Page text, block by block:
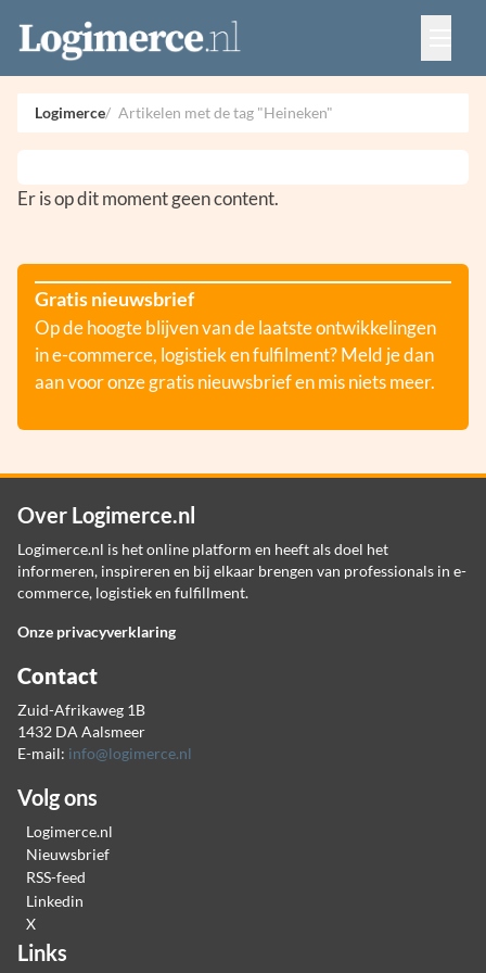
Vacatures
Events
Adverteren
Partners
Logimerce Artikelen met de tag "Heineken"
Er is op dit moment geen content.
Gratis nieuwsbrief
Op de hoogte blijven van de laatste ontwikkelingen
in e-commerce, logistiek en fulfilment? Meld je dan
aan voor onze gratis nieuwsbrief en mis niets meer.
Over Logimerce.nl
Logimerce.nl is het online platform en heeft als doel het
informeren, inspireren en bij elkaar brengen van professionals in e-
commerce, logistiek en fulfillment.
Onze privacyverklaring
Contact
Zuid-Afrikaweg 1B
1432 DA Aalsmeer
E-mail: info@logimerce.nl
Volg ons
Logimerce.nl
Nieuwsbrief
RSS-feed
Linkedin
X
Links